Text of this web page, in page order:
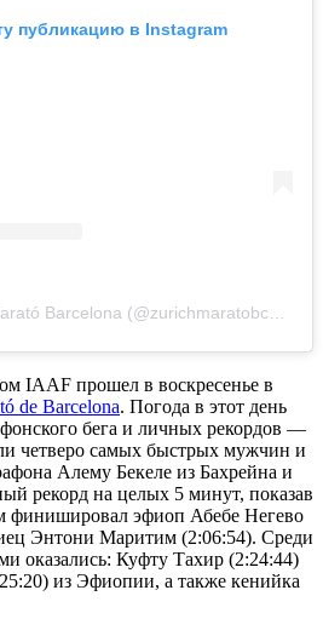
публикацию в Instagram
IAAF прошел в воскресенье в
de Barcelona. Погода в этот день
бега и личных рекордов —
четверо самых быстрых мужчин и
Алему Бекеле из Бахрейна и
рекорд на целых 5 минут, показав
финишировал эфиоп Абебе Негево
Энтони Маритим (2:06:54). Среди
оказались: Куфту Тахир (2:24:44)
из Эфиопии, а также кенийка